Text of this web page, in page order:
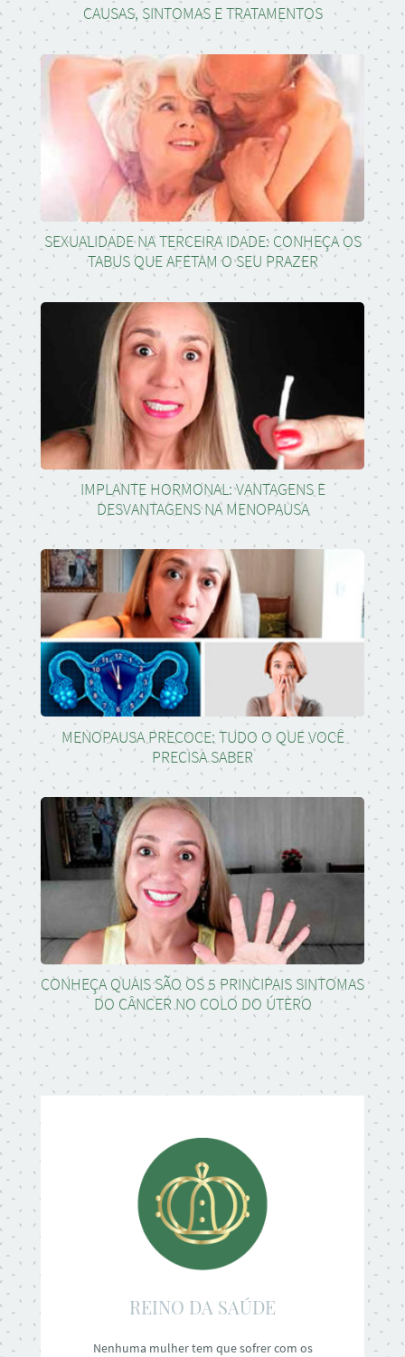
CAUSAS, SINTOMAS E TRATAMENTOS
SEXUALIDADE NA TERCEIRA IDADE: CONHEÇA OS
TABUS QUE AFETAM O SEU PRAZER
IMPLANTE HORMONAL: VANTAGENS E
DESVANTAGENS NA MENOPAUSA
MENOPAUSA PRECOCE: TUDO O QUE VOCÊ
PRECISA SABER
CONHEÇA QUAIS SÃO OS 5 PRINCIPAIS SINTOMAS
DO CÂNCER NO COLO DO ÚTERO
REINO DA SAÚDE
Nenhuma mulher tem que sofrer com os